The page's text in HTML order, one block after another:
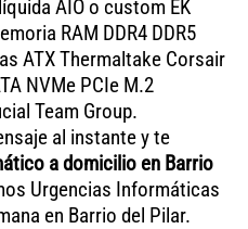
AIO o custom EK
RAM DDR4 DDR5
ATX Thermaltake Corsair
NVMe PCIe M.2
Team Group.
al instante y te
a domicilio en Barrio
Urgencias Informáticas
en Barrio del Pilar.